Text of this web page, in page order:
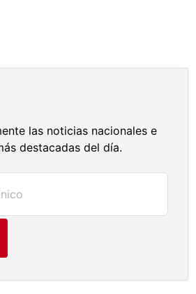
las noticias nacionales e
destacadas del día.